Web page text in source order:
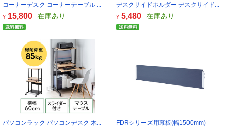
コーナーデスク コーナーテーブル ...
¥ 15,800 在庫あり
デスクサイドホルダー デスクサイド...
¥ 5,480 在庫あり
パソコンラック パソコンデスク 木... FDRシリーズ用幕板(幅1500mm)